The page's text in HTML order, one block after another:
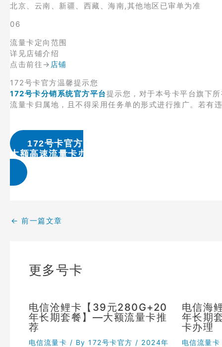
北京、云南、新疆、西藏、海南,其他地区已审单为准
06
流量卡定向范围
详见店铺介绍
点击前往→ 店铺
172号卡官方温馨提示您
172号卡分销系统官方平台提示您，对于本号卡平台旗下
流量卡归属地，且不得采用任务单的形式进行推广。若有
172号卡官方
大额高速流量卡办理 & 流量卡代理加盟
← 前一篇文章
更多号卡
电信沧鲤卡【39元280G+20
年长期套餐】—大额流量卡推
荐
电信流量卡 / By 172号卡官方 / 2024年
电信海
年长期
卡办理
电信流量卡